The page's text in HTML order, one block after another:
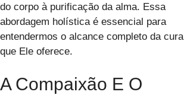
do corpo à purificação da alma. Essa
abordagem holística é essencial para
entendermos o alcance completo da cura
que Ele oferece.
A Compaixão E O